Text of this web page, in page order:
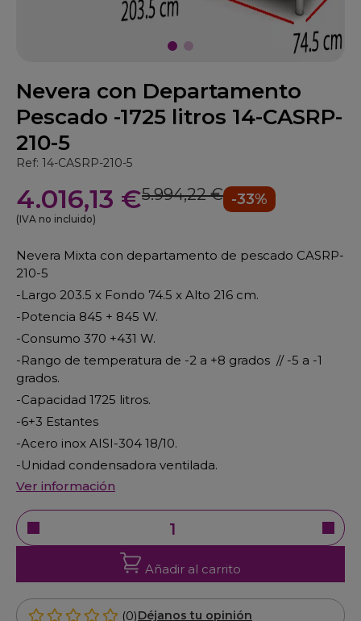
Nevera con Departamento
Pescado -1725 litros 14-CASRP-
210-5
Ref: 14-CASRP-210-5
4.016,13 €5.994,22 € -33%
(IVA no incluido)
Nevera Mixta con departamento de pescado CASRP-
210-5
-Largo 203.5 x Fondo 74.5 x Alto 216 cm.
-Potencia 845 + 845 W.
-Consumo 370 +431 W.
-Rango de temperatura de -2 a +8 grados // -5 a -1
grados.
-Capacidad 1725 litros.
-6+3 Estantes
-Acero inox AISI-304 18/10.
-Unidad condensadora ventilada.
Ver información
Añadir al carrito
(0)Déjanos tu opinión